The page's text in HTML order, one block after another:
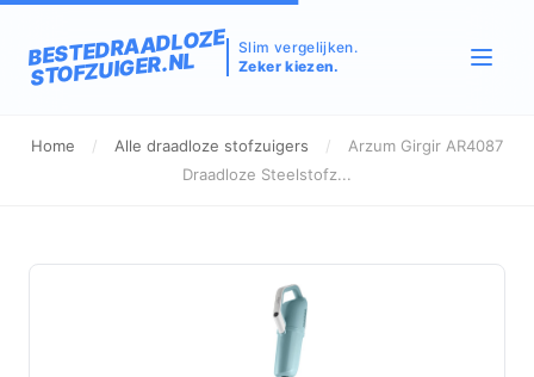
BESTEDRAADLOZE
STOFZUIGER.NL
Slim vergelijken.
Zeker kiezen.
Home / Alle draadloze stofzuigers /
Arzum Girgir AR4087
Draadloze Steelstofz...